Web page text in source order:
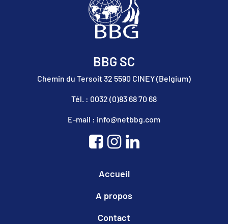
BBG SC
Chemin du Tersoit 32 5590 CINEY (Belgium)
Tél. : 0032 (0)83 68 70 68
E-mail : info@netbbg.com
Accueil
A propos
Contact